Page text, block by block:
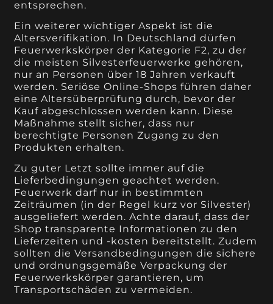
entsprechen.
Ein weiterer wichtiger Aspekt ist die
Altersverifikation. In Deutschland dürfen
Feuerwerkskörper der Kategorie F2, zu der
die meisten Silvesterfeuerwerke gehören,
nur an Personen über 18 Jahren verkauft
werden. Seriöse Online-Shops führen daher
eine Altersüberprüfung durch, bevor der
Kauf abgeschlossen werden kann. Diese
Maßnahme stellt sicher, dass nur
berechtigte Personen Zugang zu den
Produkten erhalten.
Zu guter Letzt sollte immer auf die
Lieferbedingungen geachtet werden.
Feuerwerk darf nur in bestimmten
Zeiträumen (in der Regel kurz vor Silvester)
ausgeliefert werden. Achte darauf, dass der
Shop transparente Informationen zu den
Lieferzeiten und -kosten bereitstellt. Zudem
sollten die Versandbedingungen die sichere
und ordnungsgemäße Verpackung der
Feuerwerkskörper garantieren, um
Transportschäden zu vermeiden.